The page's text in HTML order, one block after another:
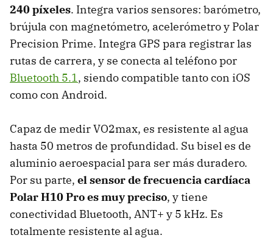
240 píxeles. Integra varios sensores: barómetro,
brújula con magnetómetro, acelerómetro y Polar
Precision Prime. Integra GPS para registrar las
rutas de carrera, y se conecta al teléfono por
Bluetooth 5.1, siendo compatible tanto con iOS
como con Android.
Capaz de medir VO2max, es resistente al agua
hasta 50 metros de profundidad. Su bisel es de
aluminio aeroespacial para ser más duradero.
Por su parte, el sensor de frecuencia cardíaca
Polar H10 Pro es muy preciso, y tiene
conectividad Bluetooth, ANT+ y 5 kHz. Es
totalmente resistente al agua.